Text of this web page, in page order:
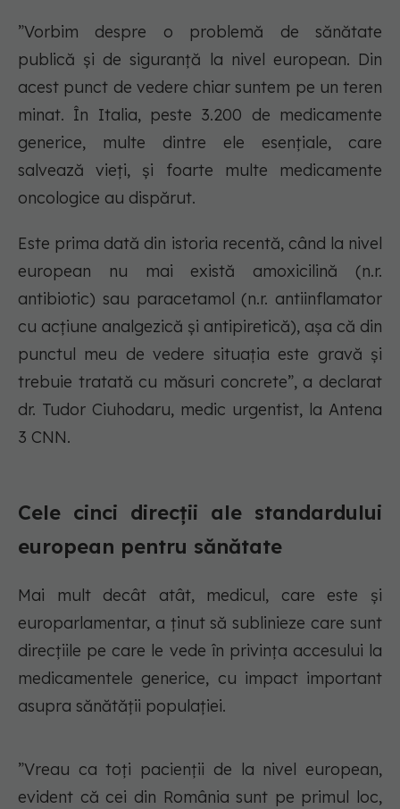
”Vorbim despre o problemă de sănătate
publică și de siguranță la nivel european. Din
acest punct de vedere chiar suntem pe un teren
minat. În Italia, peste 3.200 de medicamente
generice, multe dintre ele esențiale, care
salvează vieți, și foarte multe medicamente
oncologice au dispărut.
Este prima dată din istoria recentă, când la nivel
european nu mai există amoxicilină (n.r.
antibiotic) sau paracetamol (n.r. antiinflamator
cu acțiune analgezică și antipiretică), așa că din
punctul meu de vedere situația este gravă și
trebuie tratată cu măsuri concrete”, a declarat
dr. Tudor Ciuhodaru, medic urgentist, la Antena
3 CNN.
Cele cinci direcții ale standardului
european pentru sănătate
Mai mult decât atât, medicul, care este și
europarlamentar, a ținut să sublinieze care sunt
direcțiile pe care le vede în privința accesului la
medicamentele generice, cu impact important
asupra sănătății populației.
”Vreau ca toți pacienții de la nivel european,
evident că cei din România sunt pe primul loc,